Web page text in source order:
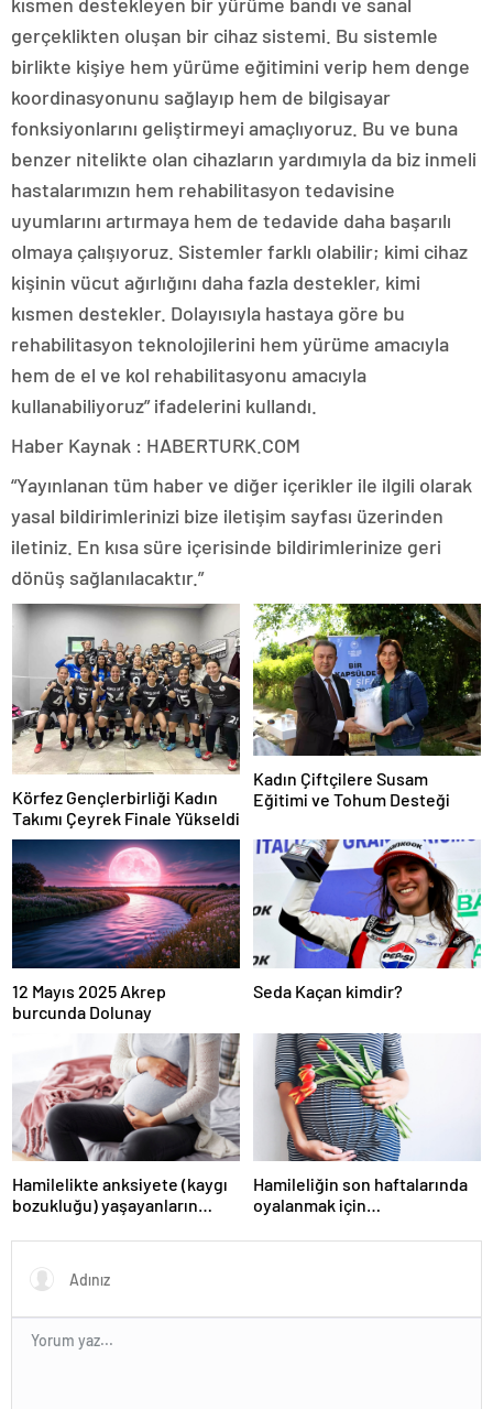
gerçeklikten oluşan bir cihaz sistemi. Bu sistemle
birlikte kişiye hem yürüme eğitimini verip hem denge
koordinasyonunu sağlayıp hem de bilgisayar
fonksiyonlarını geliştirmeyi amaçlıyoruz. Bu ve buna
benzer nitelikte olan cihazların yardımıyla da biz inmeli
hastalarımızın hem rehabilitasyon tedavisine
uyumlarını artırmaya hem de tedavide daha başarılı
olmaya çalışıyoruz. Sistemler farklı olabilir; kimi cihaz
kişinin vücut ağırlığını daha fazla destekler, kimi
kısmen destekler. Dolayısıyla hastaya göre bu
rehabilitasyon teknolojilerini hem yürüme amacıyla
hem de el ve kol rehabilitasyonu amacıyla
kullanabiliyoruz” ifadelerini kullandı.
Haber Kaynak : HABERTURK.COM
“Yayınlanan tüm haber ve diğer içerikler ile ilgili olarak
yasal bildirimlerinizi bize iletişim sayfası üzerinden
iletiniz. En kısa süre içerisinde bildirimlerinize geri
dönüş sağlanılacaktır.”
Körfez Gençlerbirliği Kadın
Takımı Çeyrek Finale Yükseldi
Kadın Çiftçilere Susam
Eğitimi ve Tohum Desteği
12 Mayıs 2025 Akrep
burcunda Dolunay
Seda Kaçan kimdir?
Hamilelikte anksiyete (kaygı
bozukluğu) yaşayanların
Hamileliğin son haftalarında
oyalanmak için…